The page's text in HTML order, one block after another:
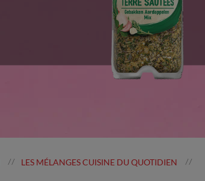
// LES MÉLANGES CUISINE DU QUOTIDIEN //